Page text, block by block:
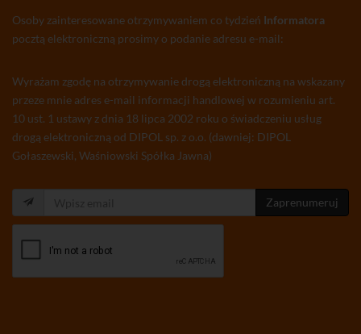
Osoby zainteresowane otrzymywaniem co tydzień Informatora
pocztą elektroniczną prosimy o podanie adresu e-mail:
Wyrażam zgodę na otrzymywanie drogą elektroniczną na wskazany
przeze mnie adres e-mail informacji handlowej w rozumieniu art.
10 ust. 1 ustawy z dnia 18 lipca 2002 roku o świadczeniu usług
drogą elektroniczną od DIPOL sp. z o.o. (dawniej: DIPOL
Gołaszewski, Waśniowski Spółka Jawna)
Zaprenumeruj